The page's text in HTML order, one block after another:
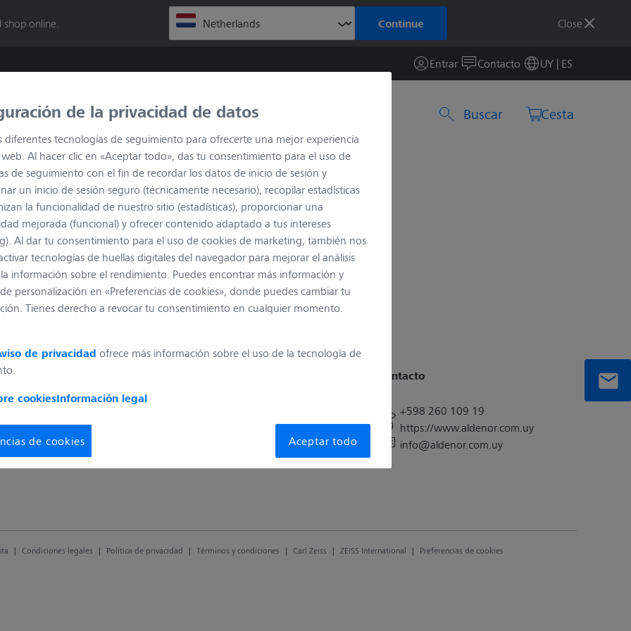
online. Continue Close
Entrar Contacto UY | ES
Soluciones Cesta
Cargando…
Contacto
+598 260 109 19
https://www.aldenor.com.uy
info@aldenor.com.uy
| Condiciones legales | Política de privacidad | Términos y condiciones | Carl Zeiss | ZEISS International | Preferencias de cookies
de la privacidad de datos
diferentes tecnologías de seguimiento para ofrecerte una mejor experiencia
Al hacer clic en «Aceptar todo», das tu consentimiento para el uso de
de seguimiento con el fin de recordar los datos de inicio de sesión y
un inicio de sesión seguro (técnicamente necesario), recopilar estadísticas
la funcionalidad de nuestro sitio (estadísticas), proporcionar una
mejorada (funcional) y ofrecer contenido adaptado a tus intereses
Al dar tu consentimiento para el uso de cookies de marketing, también nos
tecnologías de huellas digitales del navegador para mejorar el análisis
información sobre el rendimiento. Puedes encontrar más información y
personalización en «Preferencias de cookies», donde puedes cambiar tu
Tienes derecho a revocar tu consentimiento en cualquier momento.
de privacidad ofrece más información sobre el uso de la tecnología de
cookiesInformación legal
de cookies Aceptar todo